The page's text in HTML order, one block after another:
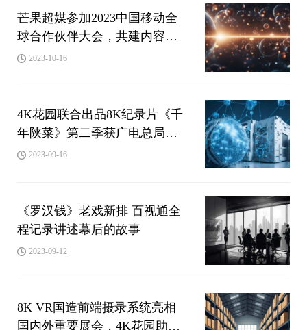
芒果超媒参加2023中国移动全
球合作伙伴大会，共建内容科
技融合的数智未来
2023-10-16
4K花园联合出品8K纪录片《千
年陕菜》第二季获广电总局
2023年季度推优
2023-09-16
《罗汉钱》老戏新排 百视通全
程记录讲述幕后的故事
2023-09-12
8K VR国造前端摄录系统亮相
国内外重要展会，4K花园助推